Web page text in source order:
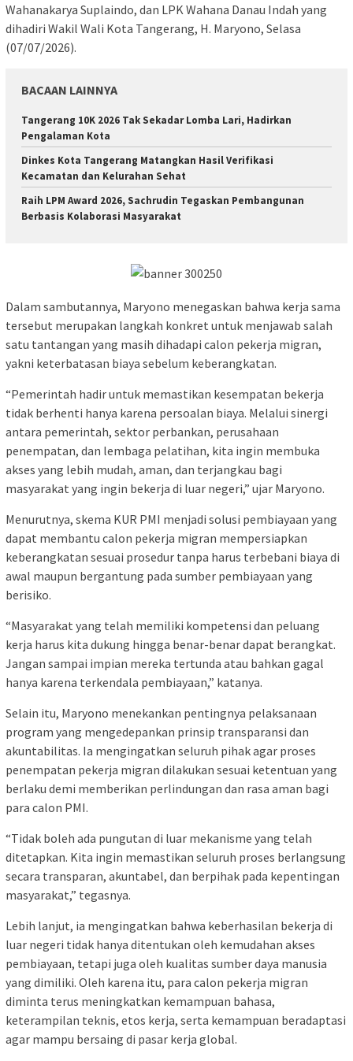
Wahanakarya Suplaindo, dan LPK Wahana Danau Indah yang
dihadiri Wakil Wali Kota Tangerang, H. Maryono, Selasa
(07/07/2026).
BACAAN LAINNYA
Tangerang 10K 2026 Tak Sekadar Lomba Lari, Hadirkan
Pengalaman Kota
Dinkes Kota Tangerang Matangkan Hasil Verifikasi
Kecamatan dan Kelurahan Sehat
Raih LPM Award 2026, Sachrudin Tegaskan Pembangunan
Berbasis Kolaborasi Masyarakat
Dalam sambutannya, Maryono menegaskan bahwa kerja sama
tersebut merupakan langkah konkret untuk menjawab salah
satu tantangan yang masih dihadapi calon pekerja migran,
yakni keterbatasan biaya sebelum keberangkatan.
“Pemerintah hadir untuk memastikan kesempatan bekerja
tidak berhenti hanya karena persoalan biaya. Melalui sinergi
antara pemerintah, sektor perbankan, perusahaan
penempatan, dan lembaga pelatihan, kita ingin membuka
akses yang lebih mudah, aman, dan terjangkau bagi
masyarakat yang ingin bekerja di luar negeri,” ujar Maryono.
Menurutnya, skema KUR PMI menjadi solusi pembiayaan yang
dapat membantu calon pekerja migran mempersiapkan
keberangkatan sesuai prosedur tanpa harus terbebani biaya di
awal maupun bergantung pada sumber pembiayaan yang
berisiko.
“Masyarakat yang telah memiliki kompetensi dan peluang
kerja harus kita dukung hingga benar-benar dapat berangkat.
Jangan sampai impian mereka tertunda atau bahkan gagal
hanya karena terkendala pembiayaan,” katanya.
Selain itu, Maryono menekankan pentingnya pelaksanaan
program yang mengedepankan prinsip transparansi dan
akuntabilitas. Ia mengingatkan seluruh pihak agar proses
penempatan pekerja migran dilakukan sesuai ketentuan yang
berlaku demi memberikan perlindungan dan rasa aman bagi
para calon PMI.
“Tidak boleh ada pungutan di luar mekanisme yang telah
ditetapkan. Kita ingin memastikan seluruh proses berlangsung
secara transparan, akuntabel, dan berpihak pada kepentingan
masyarakat,” tegasnya.
Lebih lanjut, ia mengingatkan bahwa keberhasilan bekerja di
luar negeri tidak hanya ditentukan oleh kemudahan akses
pembiayaan, tetapi juga oleh kualitas sumber daya manusia
yang dimiliki. Oleh karena itu, para calon pekerja migran
diminta terus meningkatkan kemampuan bahasa,
keterampilan teknis, etos kerja, serta kemampuan beradaptasi
agar mampu bersaing di pasar kerja global.